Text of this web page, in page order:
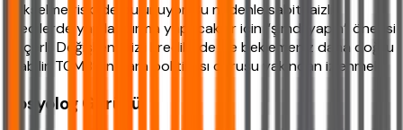
yükselme riski de bulunuyor. Bu nedenle sabit faizli
kredilerde yapılandırma yapacaklar için “şimdi yapın” önerisi
geçerli. Değişken faizli kredilerde ise beklemeniz daha doğru
olabilir. TCMB’nin para politikası duruşu yakından izlenmeli.
Sosyolog Görüşü